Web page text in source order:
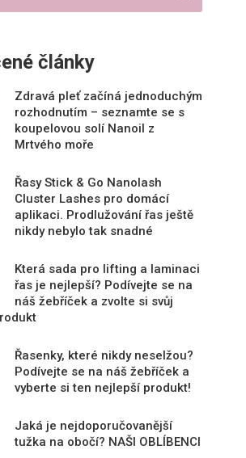
články
Zdravá pleť začíná jednoduchým
rozhodnutím – seznamte se s
koupelovou solí Nanoil z
Mrtvého moře
Řasy Stick & Go Nanolash
Cluster Lashes pro domácí
aplikaci. Prodlužování řas ještě
nikdy nebylo tak snadné
Která sada pro lifting a laminaci
řas je nejlepší? Podívejte se na
náš žebříček a zvolte si svůj
Řasenky, které nikdy neselžou?
Podívejte se na náš žebříček a
vyberte si ten nejlepší produkt!
Jaká je nejdoporučovanější
tužka na obočí? NAŠI OBLÍBENCI